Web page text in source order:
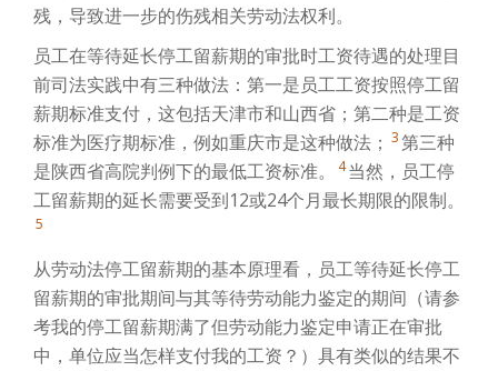
残，导致进一步的伤残相关劳动法权利。
员工在等待延长停工留薪期的审批时工资待遇的处理目
前司法实践中有三种做法：第一是员工工资按照停工留
薪期标准支付，这包括天津市和山西省；第二种是工资
标准为医疗期标准，例如重庆市是这种做法； 3第三种
是陕西省高院判例下的最低工资标准。
4当然，员工停
工留薪期的延长需要受到12或24个月最长期限的限制。
5
从劳动法停工留薪期的基本原理看，员工等待延长停工
留薪期的审批期间与其等待劳动能力鉴定的期间（请参
考我的停工留薪期满了但劳动能力鉴定申请正在审批
中，单位应当怎样支付我的工资？）具有类似的结果不